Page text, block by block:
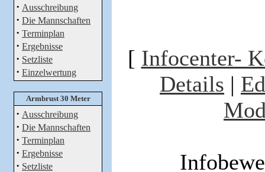
· Ausschreibung
· Die Mannschaften
· Terminplan
· Ergebnisse
· Setzliste
· Einzelwertung
Armbrust 30 Meter
· Ausschreibung
· Die Mannschaften
· Terminplan
· Ergebnisse
· Setzliste
[ Infocenter-
Details |